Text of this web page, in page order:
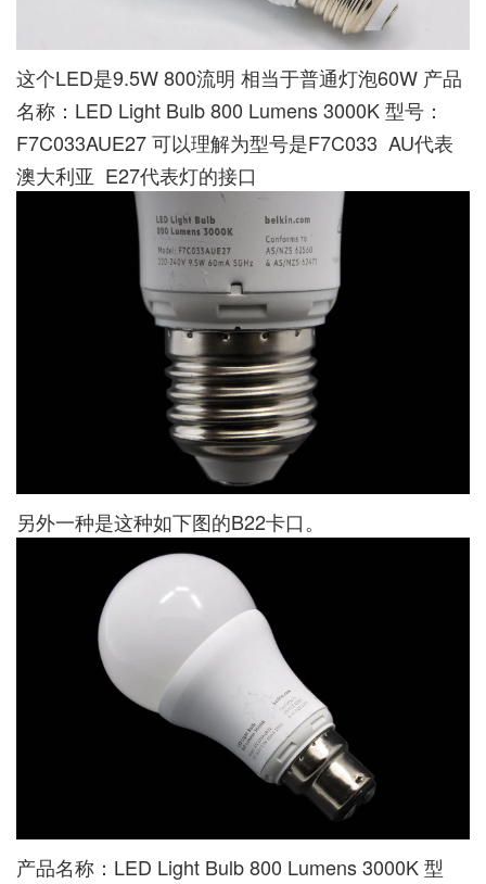
这个LED是9.5W 800流明 相当于普通灯泡60W 产品
名称：LED Light Bulb 800 Lumens 3000K 型号：
F7C033AUE27 可以理解为型号是F7C033 AU代表
澳大利亚 E27代表灯的接口
另外一种是这种如下图的B22卡口。
产品名称：LED Light Bulb 800 Lumens 3000K 型